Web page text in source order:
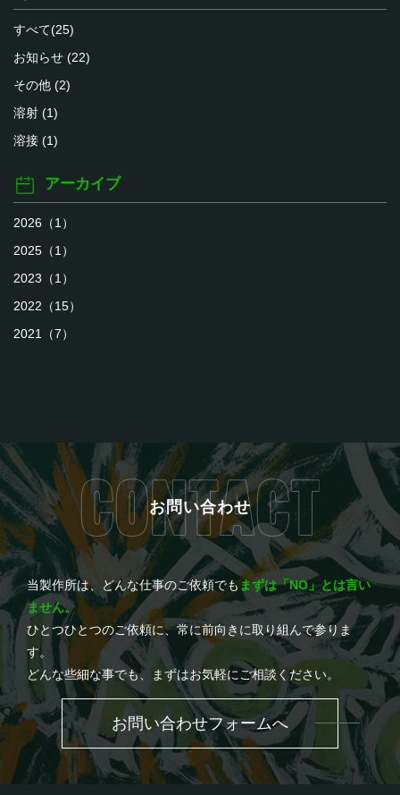
すべて(25)
お知らせ (22)
その他 (2)
溶射 (1)
溶接 (1)
アーカイブ
2026（1）
2025（1）
2023（1）
2022（15）
2021（7）
お問い合わせ
当製作所は、どんな仕事のご依頼でも まずは「NO」とは言い
ません。
ひとつひとつのご依頼に、常に前向きに取り組んで参りま
す。
どんな些細な事でも、まずはお気軽にご相談ください。
お問い合わせフォームへ